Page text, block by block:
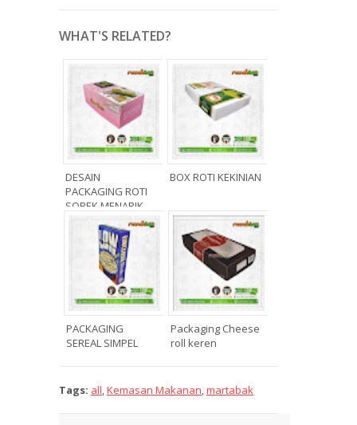
WHAT'S RELATED?
DESAIN
PACKAGING ROTI
SOBEK MENARIK
BOX ROTI KEKINIAN
PACKAGING
SEREAL SIMPEL
Packaging Cheese
roll keren
Tags: all,Kemasan Makanan,martabak